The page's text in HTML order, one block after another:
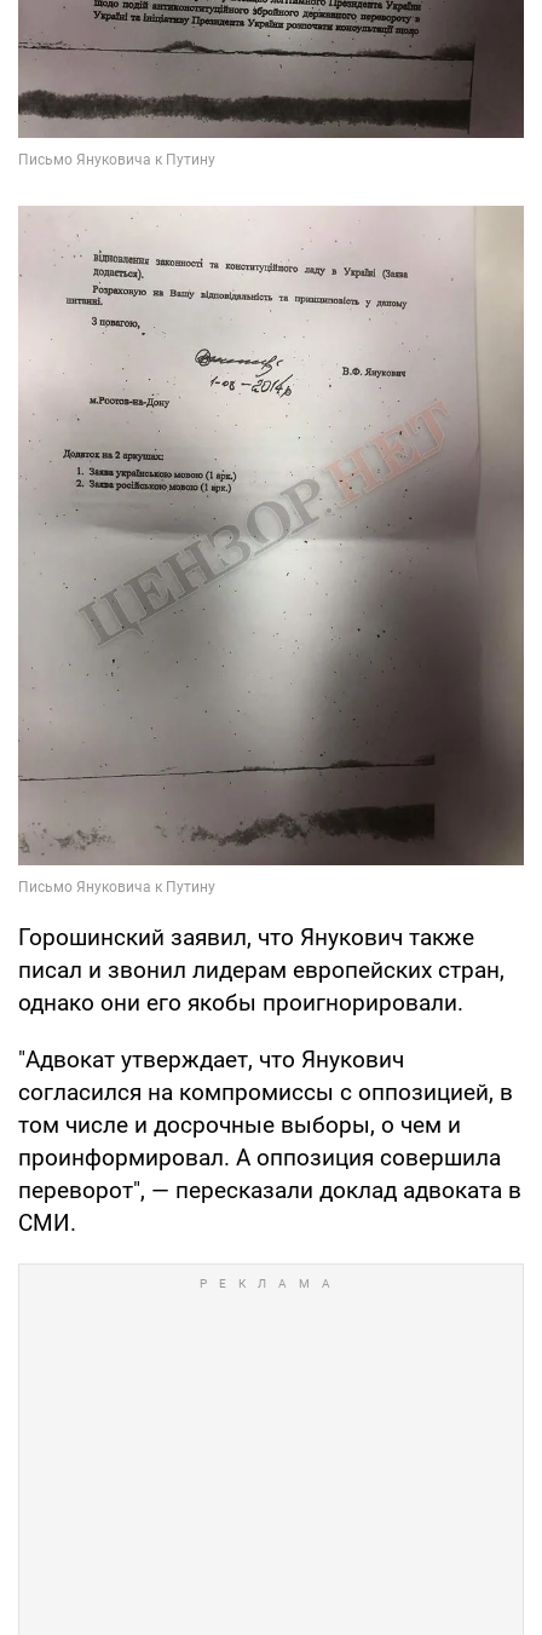
Горошинский заявил, что Янукович также
писал и звонил лидерам европейских стран,
однако они его якобы проигнорировали.
"Адвокат утверждает, что Янукович
согласился на компромиссы с оппозицией, в
том числе и досрочные выборы, о чем и
проинформировал. А оппозиция совершила
переворот", — пересказали доклад адвоката в
СМИ.